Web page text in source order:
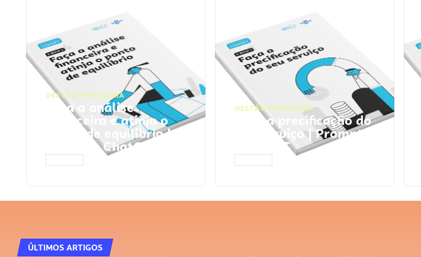
GESTÃO FINANCEIRA
Faça a análise
financeira e atinja o
ponto de equilíbrio |
Prompts ChatGPT
GESTÃO FINANCEIRA
Faça a precificação do
seu serviço | Prompts
ChatGPT
ÚLTIMOS ARTIGOS